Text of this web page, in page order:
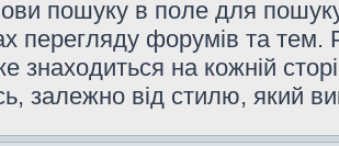
пошуку в поле для
перегляду форумів та
знаходиться на кожній
залежно від стилю, який